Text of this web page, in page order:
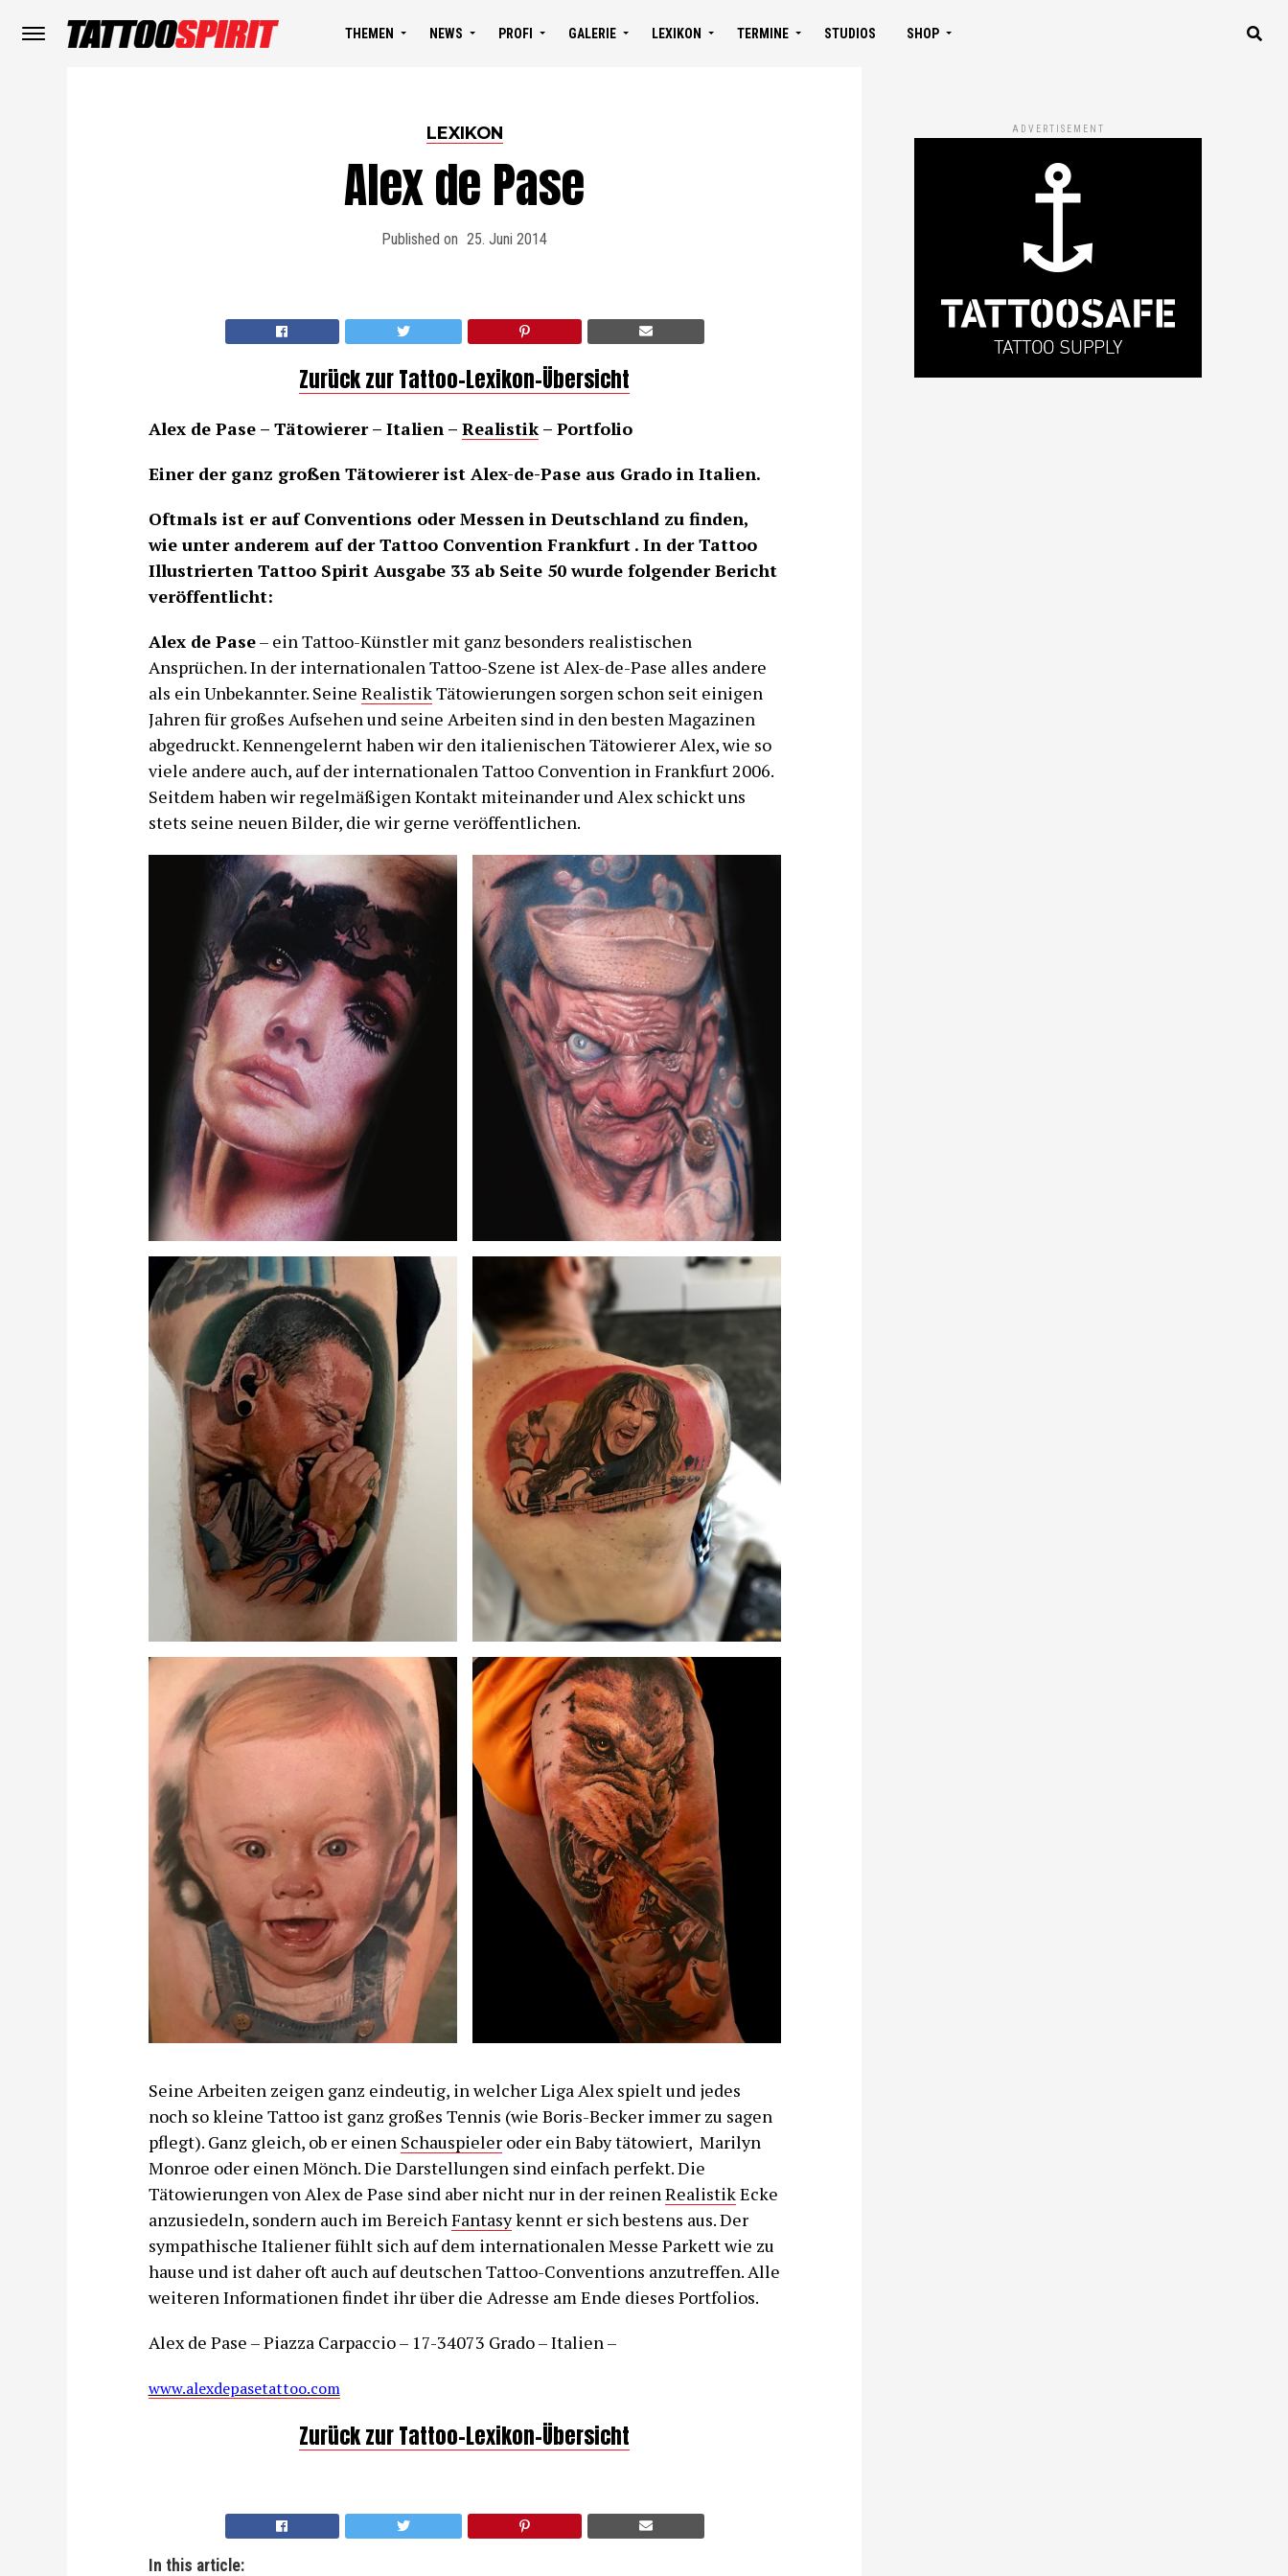
THEMEN NEWS PROFI GALERIE LEXIKON TERMINE STUDIOS SHOP
LEXIKON
Alex de Pase
Published on 25. Juni 2014
Zurück zur Tattoo-Lexikon-Übersicht
Alex de Pase – Tätowierer – Italien – Realistik– Portfolio
Einer der ganz großen Tätowierer ist Alex-de-Pase aus Grado in Italien.
Oftmals ist er auf Conventions oder Messen in Deutschland zu finden,
wie unter anderem auf der Tattoo Convention Frankfurt . In der Tattoo
Illustrierten Tattoo Spirit Ausgabe 33 ab Seite 50 wurde folgender Bericht
veröffentlicht:
Alex de Pase– ein Tattoo-Künstler mit ganz besonders realistischen
Ansprüchen. In der internationalen Tattoo-Szene ist Alex-de-Pase alles andere
als ein Unbekannter. Seine RealistikTätowierungen sorgen schon seit einigen
Jahren für großes Aufsehen und seine Arbeiten sind in den besten Magazinen
abgedruckt. Kennengelernt haben wir den italienischen Tätowierer Alex, wie so
viele andere auch, auf der internationalen Tattoo Convention in Frankfurt 2006.
Seitdem haben wir regelmäßigen Kontakt miteinander und Alex schickt uns
stets seine neuen Bilder, die wir gerne veröffentlichen.
Seine Arbeiten zeigen ganz eindeutig, in welcher Liga Alex spielt und jedes
noch so kleine Tattoo ist ganz großes Tennis (wie Boris-Becker immer zu sagen
pflegt). Ganz gleich, ob er einen Schauspieleroder ein Baby tätowiert, Marilyn
Monroe oder einen Mönch. Die Darstellungen sind einfach perfekt. Die
Tätowierungen von Alex de Pase sind aber nicht nur in der reinen RealistikEcke
anzusiedeln, sondern auch im Bereich Fantasykennt er sich bestens aus. Der
sympathische Italiener fühlt sich auf dem internationalen Messe Parkett wie zu
hause und ist daher oft auch auf deutschen Tattoo-Conventions anzutreffen. Alle
weiteren Informationen findet ihr über die Adresse am Ende dieses Portfolios.
Alex de Pase – Piazza Carpaccio – 17-34073 Grado – Italien –
www.alexdepasetattoo.com
Zurück zur Tattoo-Lexikon-Übersicht
In this article:
ADVERTISEMENT